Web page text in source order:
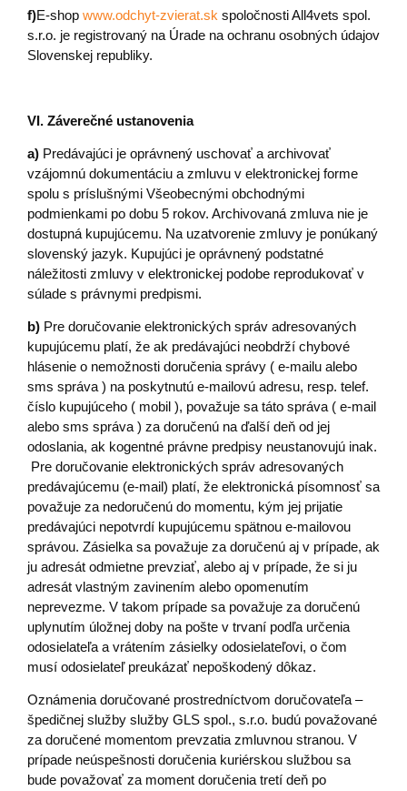
f)E-shop www.odchyt-zvierat.sk spoločnosti All4vets spol.
s.r.o. je registrovaný na Úrade na ochranu osobných údajov
Slovenskej republiky.
VI. Záverečné ustanovenia
a) Predávajúci je oprávnený uschovať a archivovať
vzájomnú dokumentáciu a zmluvu v elektronickej forme
spolu s príslušnými Všeobecnými obchodnými
podmienkami po dobu 5 rokov. Archivovaná zmluva nie je
dostupná kupujúcemu. Na uzatvorenie zmluvy je ponúkaný
slovenský jazyk. Kupujúci je oprávnený podstatné
náležitosti zmluvy v elektronickej podobe reprodukovať v
súlade s právnymi predpismi.
b) Pre doručovanie elektronických správ adresovaných
kupujúcemu platí, že ak predávajúci neobdrží chybové
hlásenie o nemožnosti doručenia správy ( e-mailu alebo
sms správa ) na poskytnutú e-mailovú adresu, resp. telef.
číslo kupujúceho ( mobil ), považuje sa táto správa ( e-mail
alebo sms správa ) za doručenú na ďalší deň od jej
odoslania, ak kogentné právne predpisy neustanovujú inak.
Pre doručovanie elektronických správ adresovaných
predávajúcemu (e-mail) platí, že elektronická písomnosť sa
považuje za nedoručenú do momentu, kým jej prijatie
predávajúci nepotvrdí kupujúcemu spätnou e-mailovou
správou. Zásielka sa považuje za doručenú aj v prípade, ak
ju adresát odmietne prevziať, alebo aj v prípade, že si ju
adresát vlastným zavinením alebo opomenutím
neprevezme. V takom prípade sa považuje za doručenú
uplynutím úložnej doby na pošte v trvaní podľa určenia
odosielateľa a vrátením zásielky odosielateľovi, o čom
musí odosielateľ preukázať nepoškodený dôkaz.
Oznámenia doručované prostredníctvom doručovateľa –
špedičnej služby služby GLS spol., s.r.o. budú považované
za doručené momentom prevzatia zmluvnou stranou. V
prípade neúspešnosti doručenia kuriérskou službou sa
bude považovať za moment doručenia tretí deň po